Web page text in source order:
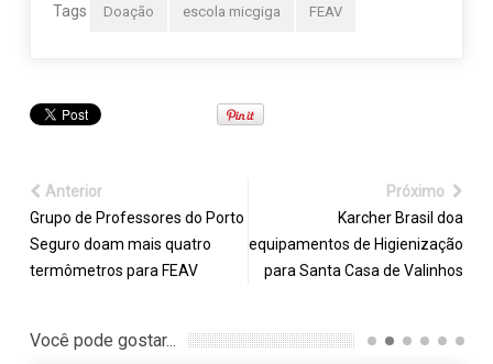
Tags Doação escola micgiga FEAV
Anterior
Grupo de Professores do Porto
Seguro doam mais quatro
termômetros para FEAV
Próximo
Karcher Brasil doa
equipamentos de Higienização
para Santa Casa de Valinhos
Você pode gostar...